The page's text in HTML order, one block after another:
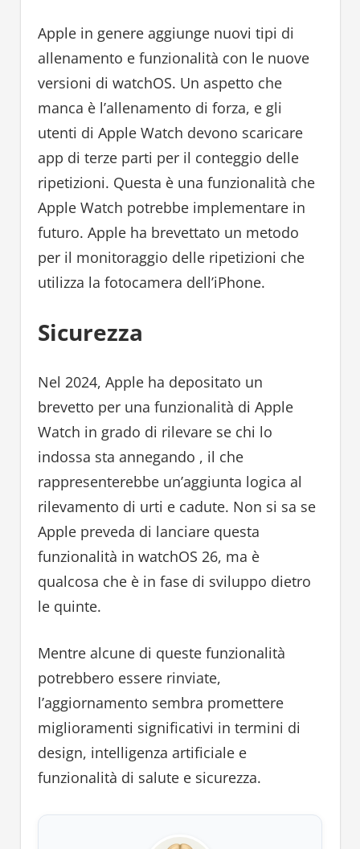
Apple in genere aggiunge nuovi tipi di
allenamento e funzionalità con le nuove
versioni di watchOS. Un aspetto che
manca è l’allenamento di forza, e gli
utenti di Apple Watch devono scaricare
app di terze parti per il conteggio delle
ripetizioni. Questa è una funzionalità che
Apple Watch potrebbe implementare in
futuro. Apple ha brevettato un metodo
per il monitoraggio delle ripetizioni che
utilizza la fotocamera dell’iPhone.
Sicurezza
Nel 2024, Apple ha depositato un
brevetto per una funzionalità di Apple
Watch in grado di rilevare se chi lo
indossa sta annegando , il che
rappresenterebbe un’aggiunta logica al
rilevamento di urti e cadute. Non si sa se
Apple preveda di lanciare questa
funzionalità in watchOS 26, ma è
qualcosa che è in fase di sviluppo dietro
le quinte.
Mentre alcune di queste funzionalità
potrebbero essere rinviate,
l’aggiornamento sembra promettere
miglioramenti significativi in termini di
design, intelligenza artificiale e
funzionalità di salute e sicurezza.